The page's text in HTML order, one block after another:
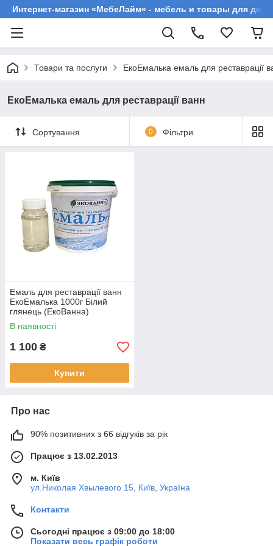
Интернет-магазин «МебеЛайм» - мебель и товары для
Товари та послуги ЕкоЕмалька емаль для реставрації
ЕкоЕмалька емаль для реставрації ванн
Сортування 0 Фільтри
Емаль для реставрації ванн
ЕкоЕмалька 1000г Білий
глянець (ЕкоВанна)
В наявності
1 100 ₴
Купити
Про нас
90% позитивних з 66 відгуків за рік
Працює з 13.02.2013
м. Київ
ул.Николая Хвылевого 15, Київ, Україна
Контакти
Сьогодні працює з 09:00 до 18:00
Показати весь графік роботи